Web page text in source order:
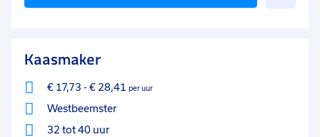
Kaasmaker
€ 17,73 - € 28,41 per uur
Westbeemster
32 tot 40 uur